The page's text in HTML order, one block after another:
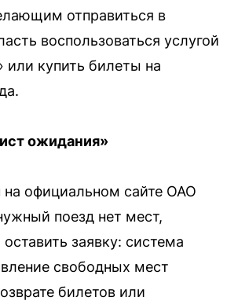
отправиться в
воспользоваться услугой
или купить билеты на
ожидания»
на официальном сайте ОАО
поезд нет мест,
заявку: система
свободных мест
билетов или